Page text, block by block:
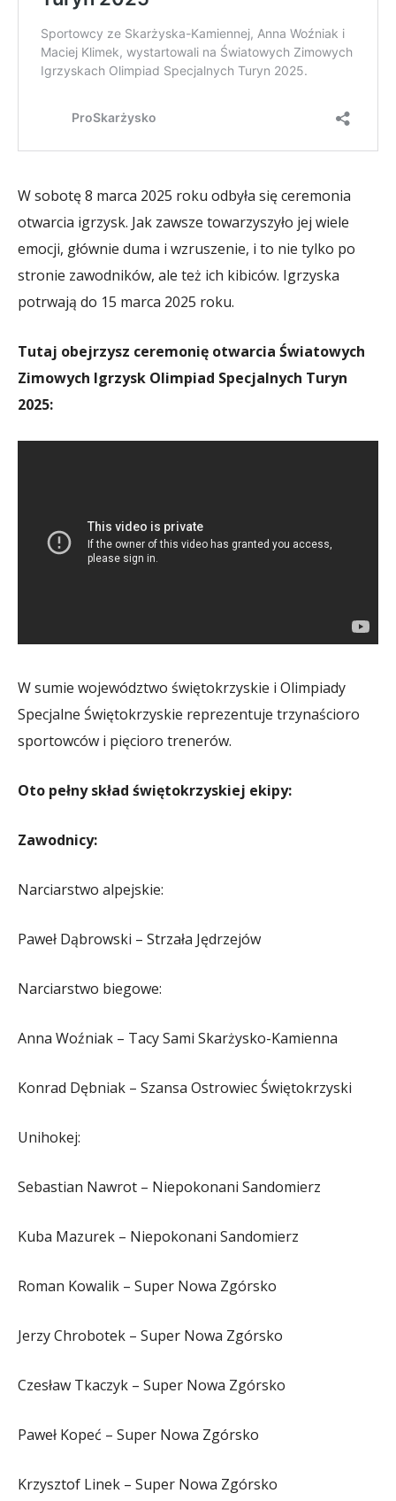
W sobotę 8 marca 2025 roku odbyła się ceremonia
otwarcia igrzysk. Jak zawsze towarzyszyło jej wiele
emocji, głównie duma i wzruszenie, i to nie tylko po
stronie zawodników, ale też ich kibiców. Igrzyska
potrwają do 15 marca 2025 roku.
Tutaj obejrzysz ceremonię otwarcia Światowych
Zimowych Igrzysk Olimpiad Specjalnych Turyn
2025:
W sumie województwo świętokrzyskie i Olimpiady
Specjalne Świętokrzyskie reprezentuje trzynaścioro
sportowców i pięcioro trenerów.
Oto pełny skład świętokrzyskiej ekipy:
Zawodnicy:
Narciarstwo alpejskie:
Paweł Dąbrowski – Strzała Jędrzejów
Narciarstwo biegowe:
Anna Woźniak – Tacy Sami Skarżysko-Kamienna
Konrad Dębniak – Szansa Ostrowiec Świętokrzyski
Unihokej:
Sebastian Nawrot – Niepokonani Sandomierz
Kuba Mazurek – Niepokonani Sandomierz
Roman Kowalik – Super Nowa Zgórsko
Jerzy Chrobotek – Super Nowa Zgórsko
Czesław Tkaczyk – Super Nowa Zgórsko
Paweł Kopeć – Super Nowa Zgórsko
Krzysztof Linek – Super Nowa Zgórsko